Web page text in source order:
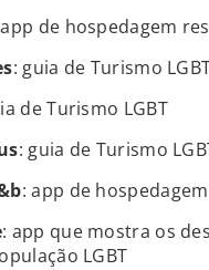
de hospedagem
: guia de Turismo
de Turismo LGBT
: guia de Turismo
: app de
: app que mostra os
LGBT